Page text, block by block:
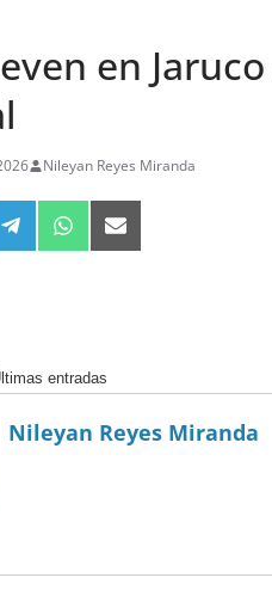
en
Nileyan Reyes Miranda
Compartir
en
Compartir
en
Compartir
en
entradas
Nileyan Reyes Miranda